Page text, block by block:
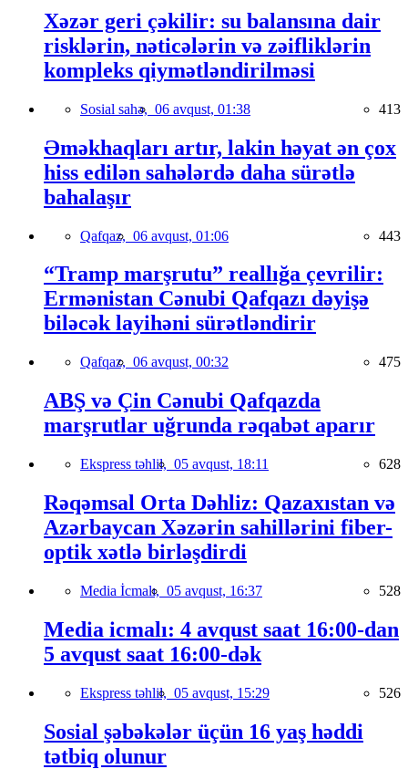
Xəzər geri çəkilir: su balansına dair
risklərin, nəticələrin və zəifliklərin
kompleks qiymətləndirilməsi
Sosial sahə, 06 avqust, 01:38 413
Əməkhaqları artır, lakin həyat ən çox
hiss edilən sahələrdə daha sürətlə
bahalaşır
Qafqaz, 06 avqust, 01:06 443
“Tramp marşrutu” reallığa çevrilir:
Ermənistan Cənubi Qafqazı dəyişə
biləcək layihəni sürətləndirir
Qafqaz, 06 avqust, 00:32 475
ABŞ və Çin Cənubi Qafqazda
marşrutlar uğrunda rəqabət aparır
Ekspress təhlil, 05 avqust, 18:11 628
Rəqəmsal Orta Dəhliz: Qazaxıstan və
Azərbaycan Xəzərin sahillərini fiber-
optik xətlə birləşdirdi
Media İcmalı, 05 avqust, 16:37 528
Media icmalı: 4 avqust saat 16:00-dan
5 avqust saat 16:00-dək
Ekspress təhlil, 05 avqust, 15:29 526
Sosial şəbəkələr üçün 16 yaş həddi
tətbiq olunur